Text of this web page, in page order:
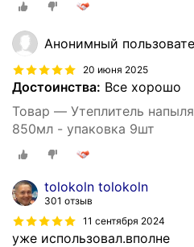
Анонимный
20 июня 2025
Достоинства: Все хорошо
Товар — Утеплитель
850мл - упаковка 9шт
tolokoln tolokoln
301 отзыв
11 сентября 2024
уже использовал.вполне